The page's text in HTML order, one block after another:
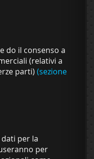
do il consenso a
(relativi a
parti) (sezione
per la
per